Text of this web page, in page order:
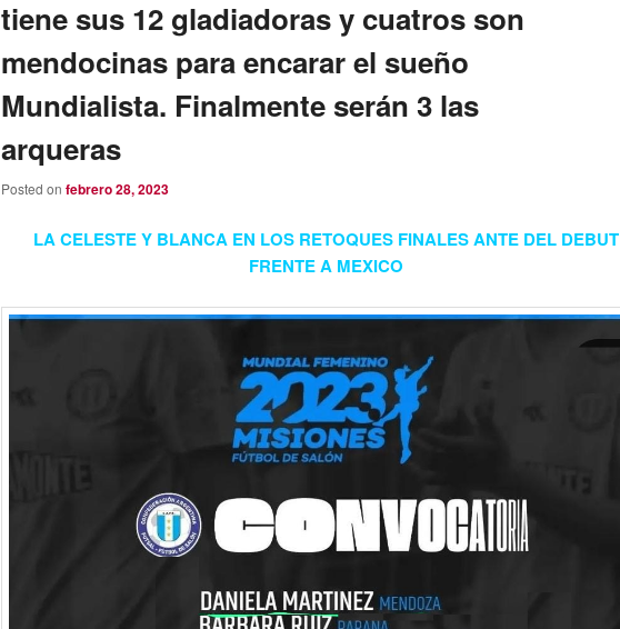
tiene sus 12 gladiadoras y cuatros son
mendocinas para encarar el sueño
Mundialista. Finalmente serán 3 las
arqueras
Posted on febrero 28, 2023
LA CELESTE Y BLANCA EN LOS RETOQUES FINALES ANTE DEL DEBUT
FRENTE A MEXICO